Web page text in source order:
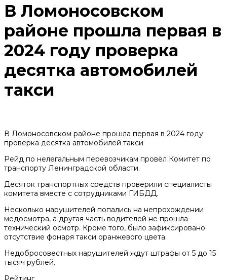
В Ломоносовском
районе прошла первая в
2024 году проверка
десятка автомобилей
такси
В Ломоносовском районе прошла первая в 2024 году
проверка десятка автомобилей такси
Рейд по нелегальным перевозчикам провёл Комитет по
транспорту Ленинградской области.
Десяток транспортных средств проверили специалисты
комитета вместе с сотрудниками ГИБДД.
Несколько нарушителей попались на непрохождении
медосмотра, а другая часть водителей не прошла
технический осмотр. Кроме того, было зафиксировано
отсутствие фонаря такси оранжевого цвета.
Недобросовестных нарушителей ждут штрафы от 5 до 15
тысяч рублей.